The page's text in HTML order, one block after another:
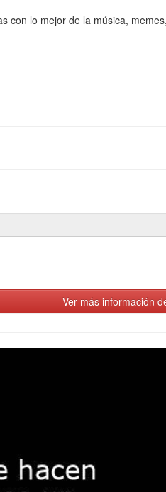
lo mejor de la música,
Ver más información